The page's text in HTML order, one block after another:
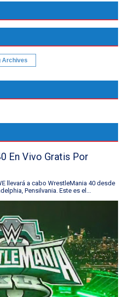
Archives
En Vivo Gratis Por
llevará a cabo WrestleMania 40 desde
Pensilvania. Este es el...